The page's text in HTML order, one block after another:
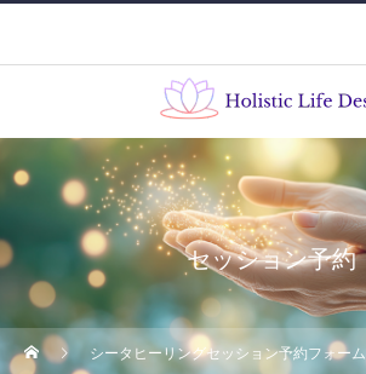
セッション予約
シータヒーリングセッション予約フォーム